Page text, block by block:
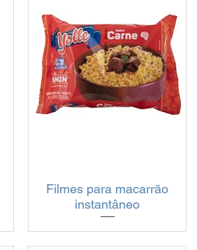
Visualização rápida
Filmes para macarrão
instantâneo